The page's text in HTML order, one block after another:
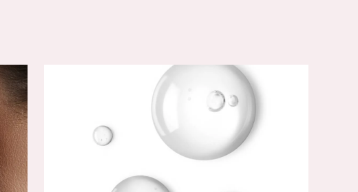
ΣΕ ΤΙ ΧΡΗΣΙΜΕΥΕΙ ΤΟ ΚΟΛΛΑΓΟΝΟ;